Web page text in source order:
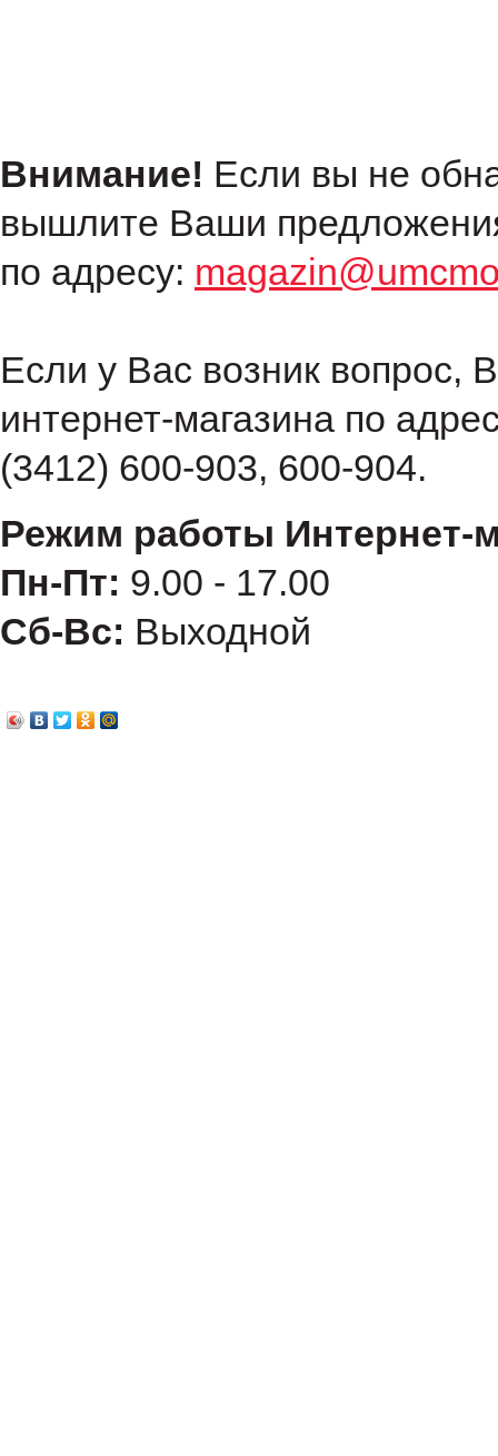
Внимание! Если вы не
вышлите Ваши
по адресу:
Если у Вас возник вопрос,
интернет-магазина по
(3412) 600-903, 600-904.
Режим работы Интернет-
Пн-Пт: 9.00 - 17.00
Сб-Вс: Выходной